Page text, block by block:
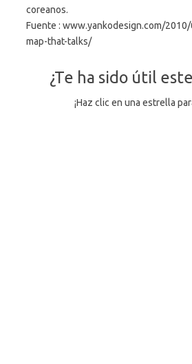
coreanos.
Fuente : www.yankodesign.com/
map-that-talks/
¿Te ha sido útil
¡Haz clic en una estrella